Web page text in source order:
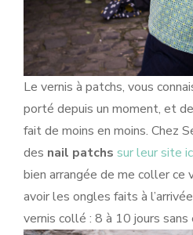
Le vernis à patchs, vous
porté depuis un moment, et
fait de moins en moins. Chez
des nail patchs sur leur site
bien arrangée de me coller ce
avoir les ongles faits à
vernis collé : 8 à 10 jours sans